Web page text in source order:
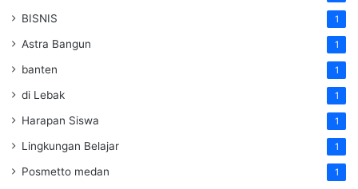
BISNIS 1
Astra Bangun 1
banten 1
di Lebak 1
Harapan Siswa 1
Lingkungan Belajar 1
Posmetto medan 1